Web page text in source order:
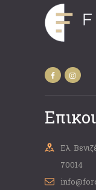
Ελ.
70014